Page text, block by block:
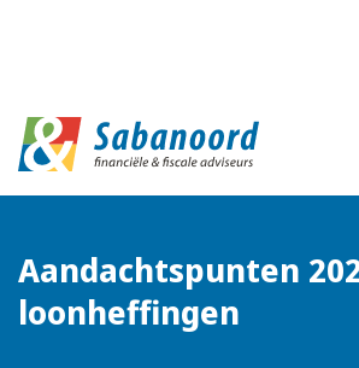
Aandachtspunten
loonheffingen